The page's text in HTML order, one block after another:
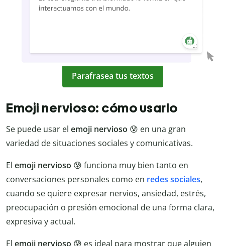
Parafrasea tus textos
Emoji nervioso: cómo usarlo
Se puede usar el emoji nervioso 😰 en una gran
variedad de situaciones sociales y comunicativas.
El emoji nervioso 😰 funciona muy bien tanto en
conversaciones personales como en redes sociales,
cuando se quiere expresar nervios, ansiedad, estrés,
preocupación o presión emocional de una forma clara,
expresiva y actual.
El emoji nervioso 😰 es ideal para mostrar que alguien